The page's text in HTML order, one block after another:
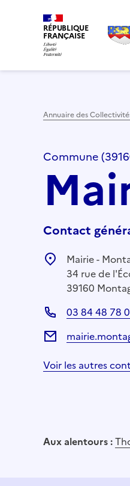
RÉPUBLIQUE
FRANÇAISE
Annuaire des
Commune
Contact
Mairie -
34 rue de
39160
03 84 48 78
Voir les autres
Aux alentours :